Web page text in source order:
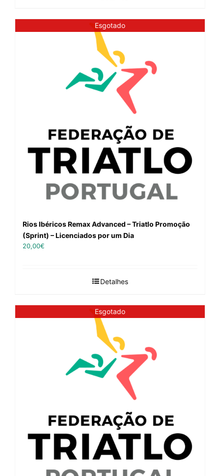
Esgotado
Rios Ibéricos Remax Advanced – Triatlo Promoção
(Sprint) – Licenciados por um Dia
20,00€
Detalhes
Esgotado